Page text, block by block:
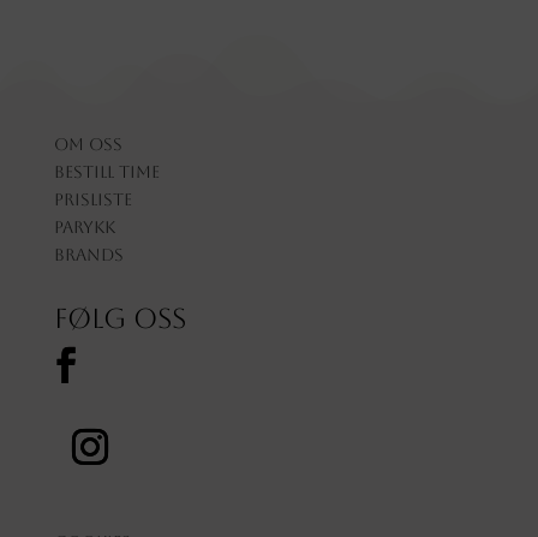
Om oss
Bestill time
Prisliste
Parykk
Brands
Følg oss